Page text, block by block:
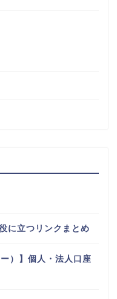
に立つリンクまとめ
）】個人・法人口座